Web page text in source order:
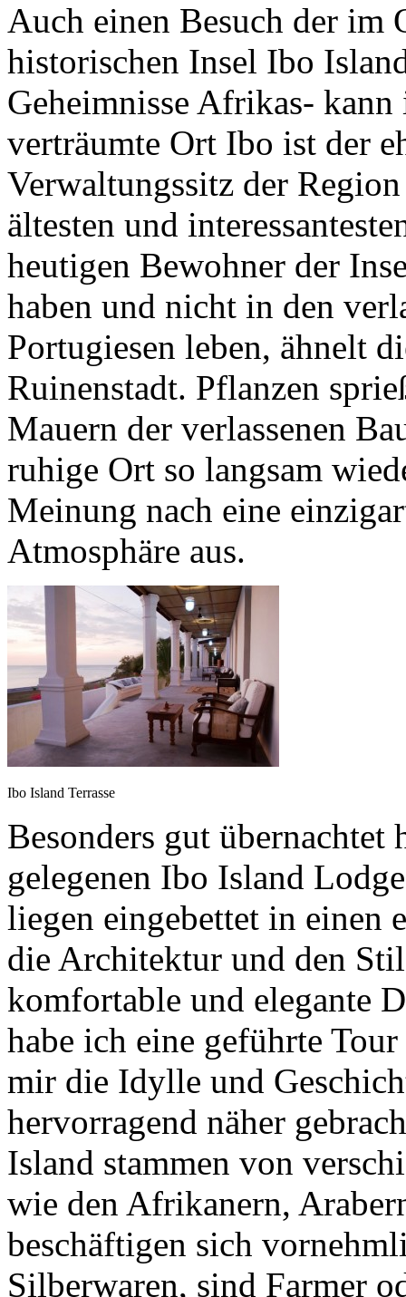
Auch einen Besuch der im
historischen Insel Ibo
Geheimnisse Afrikas-
verträumte Ort Ibo ist der
Verwaltungssitz der
ältesten und
heutigen Bewohner der
haben und nicht in den
Portugiesen leben, ähnelt
Ruinenstadt. Pflanzen
Mauern der verlassenen
ruhige Ort so langsam
Meinung nach eine
Atmosphäre aus.
Ibo Island Terrasse
Besonders gut
gelegenen Ibo Island
liegen eingebettet in einen
die Architektur und den
komfortable und elegante
habe ich eine geführte
mir die Idylle und
hervorragend näher
Island stammen von
wie den Afrikanern,
beschäftigen sich
Silberwaren, sind Farmer